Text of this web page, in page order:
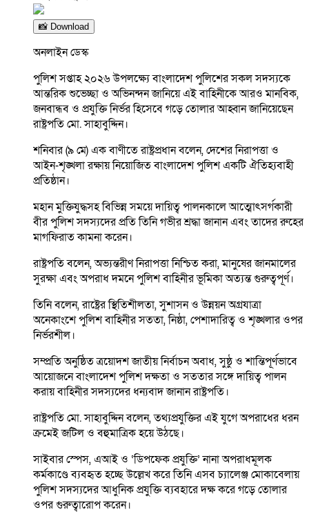
📸 Download
অনলাইন ডেস্ক
পুলিশ সপ্তাহ ২০২৬ উপলক্ষ্যে বাংলাদেশ পুলিশের সকল সদস্যকে
আন্তরিক শুভেচ্ছা ও অভিনন্দন জানিয়ে এই বাহিনীকে আরও মানবিক,
জনবান্ধব ও প্রযুক্তি নির্ভর হিসেবে গড়ে তোলার আহ্বান জানিয়েছেন
রাষ্ট্রপতি মো. সাহাবুদ্দিন।
শনিবার (৯ মে) এক বাণীতে রাষ্ট্রপ্রধান বলেন, দেশের নিরাপত্তা ও
আইন-শৃঙ্খলা রক্ষায় নিয়োজিত বাংলাদেশ পুলিশ একটি ঐতিহ্যবাহী
প্রতিষ্ঠান।
মহান মুক্তিযুদ্ধসহ বিভিন্ন সময়ে দায়িত্ব পালনকালে আত্মোৎসর্গকারী
বীর পুলিশ সদস্যদের প্রতি তিনি গভীর শ্রদ্ধা জানান এবং তাদের রুহের
মাগফিরাত কামনা করেন।
রাষ্ট্রপতি বলেন, অভ্যন্তরীণ নিরাপত্তা নিশ্চিত করা, মানুষের জানমালের
সুরক্ষা এবং অপরাধ দমনে পুলিশ বাহিনীর ভূমিকা অত্যন্ত গুরুত্বপূর্ণ।
তিনি বলেন, রাষ্ট্রের স্থিতিশীলতা, সুশাসন ও উন্নয়ন অগ্রযাত্রা
অনেকাংশে পুলিশ বাহিনীর সততা, নিষ্ঠা, পেশাদারিত্ব ও শৃঙ্খলার ওপর
নির্ভরশীল।
সম্প্রতি অনুষ্ঠিত ত্রয়োদশ জাতীয় নির্বাচন অবাধ, সুষ্ঠু ও শান্তিপূর্ণভাবে
আয়োজনে বাংলাদেশ পুলিশ দক্ষতা ও সততার সঙ্গে দায়িত্ব পালন
করায় বাহিনীর সদস্যদের ধন্যবাদ জানান রাষ্ট্রপতি।
রাষ্ট্রপতি মো. সাহাবুদ্দিন বলেন, তথ্যপ্রযুক্তির এই যুগে অপরাধের ধরন
ক্রমেই জটিল ও বহুমাত্রিক হয়ে উঠছে।
সাইবার স্পেস, এআই ও ‘ডিপফেক প্রযুক্তি’ নানা অপরাধমূলক
কর্মকাণ্ডে ব্যবহৃত হচ্ছে উল্লেখ করে তিনি এসব চ্যালেঞ্জ মোকাবেলায়
পুলিশ সদস্যদের আধুনিক প্রযুক্তি ব্যবহারে দক্ষ করে গড়ে তোলার
ওপর গুরুত্বারোপ করেন।